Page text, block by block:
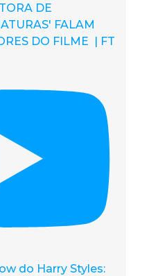
DE
FALAM
DO FILME | FT
do Harry Styles: